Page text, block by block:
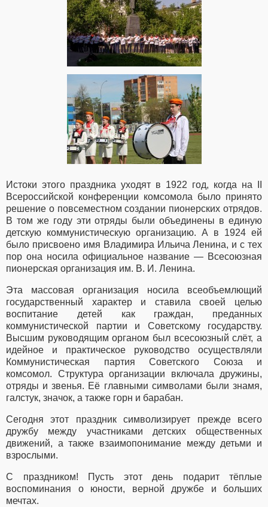
Истоки этого праздника уходят в 1922 год, когда на II
Всероссийской конференции комсомола было принято
решение о повсеместном создании пионерских отрядов.
В том же году эти отряды были объединены в единую
детскую коммунистическую организацию. А в 1924 ей
было присвоено имя Владимира Ильича Ленина, и с тех
пор она носила официальное название — Всесоюзная
пионерская организация им. В. И. Ленина.
Эта массовая организация носила всеобъемлющий
государственный характер и ставила своей целью
воспитание детей как граждан, преданных
коммунистической партии и Советскому государству.
Высшим руководящим органом был всесоюзный слёт, а
идейное и практическое руководство осуществляли
Коммунистическая партия Советского Союза и
комсомол. Структура организации включала дружины,
отряды и звенья. Её главными символами были знамя,
галстук, значок, а также горн и барабан.
Сегодня этот праздник символизирует прежде всего
дружбу между участниками детских общественных
движений, а также взаимопонимание между детьми и
взрослыми.
С праздником! Пусть этот день подарит тёплые
воспоминания о юности, верной дружбе и больших
мечтах.